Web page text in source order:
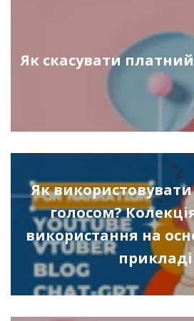
Як скасувати
Як
голосом?
використання на